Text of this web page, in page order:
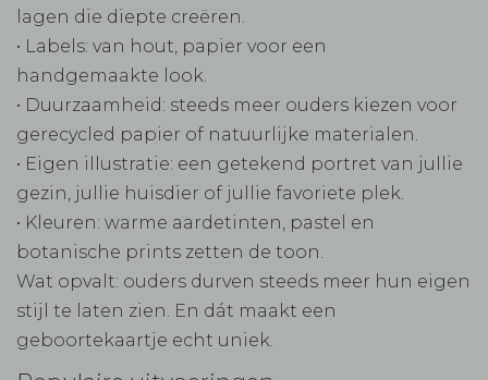
lagen die diepte creëren.
• Labels: van hout, papier voor een
handgemaakte look.
• Duurzaamheid: steeds meer ouders kiezen voor
gerecycled papier of natuurlijke materialen.
• Eigen illustratie: een getekend portret van jullie
gezin, jullie huisdier of jullie favoriete plek.
• Kleuren: warme aardetinten, pastel en
botanische prints zetten de toon.
Wat opvalt: ouders durven steeds meer hun eigen
stijl te laten zien. En dát maakt een
geboortekaartje echt uniek.